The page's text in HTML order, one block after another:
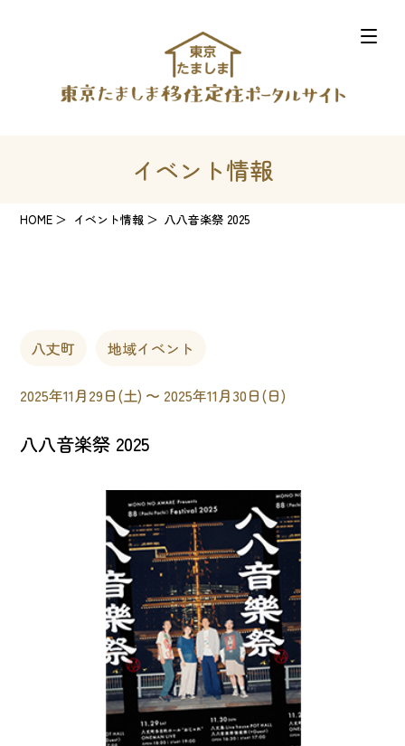
イベント情報
HOME イベント情報 八八音楽祭 2025
八丈町 地域イベント
2025年11月29日(土) 〜 2025年11月30日(日)
八八音楽祭 2025